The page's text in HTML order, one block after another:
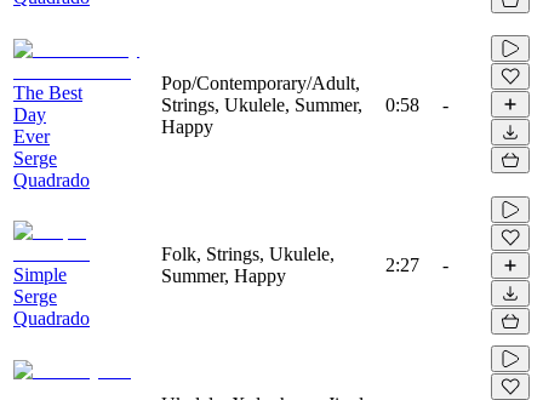
The Best
Day
Ever
Serge
Quadrado
Pop/Contemporary/Adult,
Strings, Ukulele, Summer,
Happy
0:58 -
Simple
Serge
Quadrado
Folk, Strings, Ukulele,
Summer, Happy
2:27 -